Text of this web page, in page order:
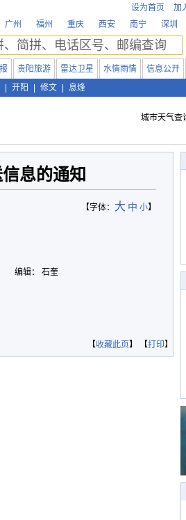
设为首页 加
广州 福州 重庆 西安 南宁 深圳
贵阳旅游 雷达卫星 水情雨情 信息公开
开阳 修文 息烽
城市天气查
息的通知
【字体： 大 中 小】
编辑： 石奎
【收藏此页】 【打印】